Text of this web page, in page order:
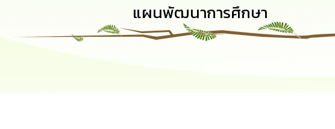
แผนพัฒนาการศึกษา